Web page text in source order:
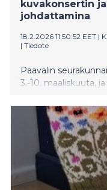
kuvakonsertin
johdattamina
18.2.2026 11:50:52 EET |
| Tiedote
Paavalin
3.-10. maaliskuuta,
kestävät
Antti Kuivalaisen
seuraavana iltana
(ohjaus Klaus
Moodysson) ja
Kieślowski).
Kanalan